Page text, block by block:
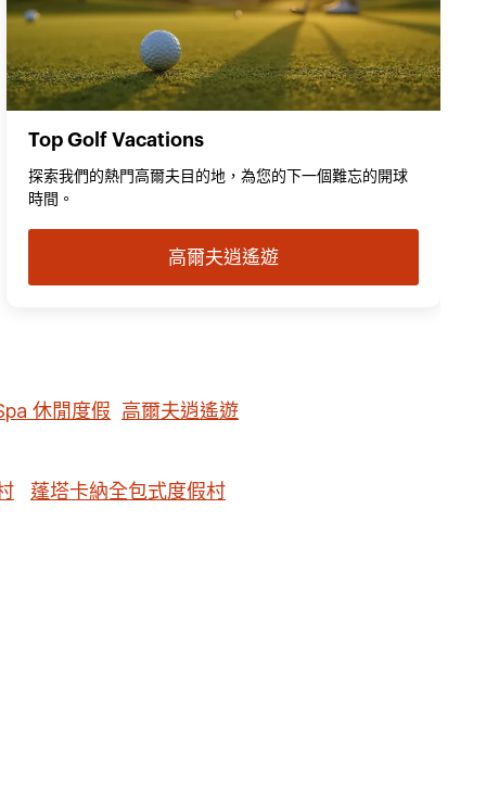
Top Golf Vacations
探索我們的熱門高爾夫目的地，為您的下一個難忘的開球
時間。
高爾夫逍遙遊
休閒度假 高爾夫逍遙遊
蓬塔卡納全包式度假村